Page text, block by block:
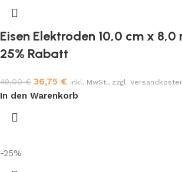
Eisen Elektroden 10,0 cm x 8,0
25% Rabatt
49,00€ 36,75 € inkl. MwSt., zzgl.
In den Warenkorb
-25%